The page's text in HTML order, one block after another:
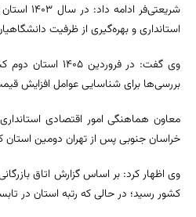
استانداری و بهره‌گیری از ظرفیت
وی گفت: در
بررسی‌ها برای شناسایی عوامل افزایش
معاون هماهنگی امور اقتصادی
خراسان جنوبی پس از تهران دومین
کشور رسید؛ در حالی که رتبه استان در